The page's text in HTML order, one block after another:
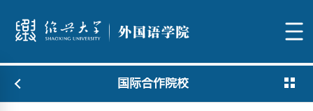
国际合作院校